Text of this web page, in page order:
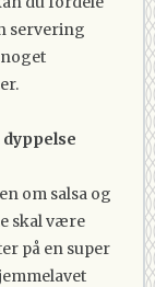
servering
om salsa og
skal være
på en super